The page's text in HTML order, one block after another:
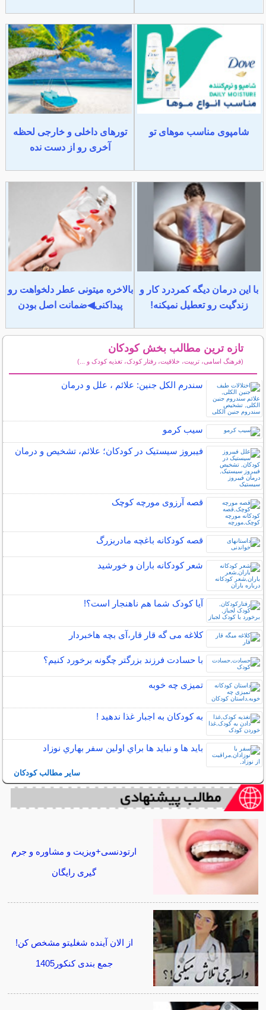
شامپوی مناسب موهای تو
تورهای داخلی و خارجی لحظه
آخری رو از دست نده
با این درمان دیگه کمردرد کار و
زندگیت رو تعطیل نمیکنه!
بالاخره میتونی عطر دلخواهت رو
پیداکنی◀ضمانت اصل بودن
تازه ترین مطالب بخش کودکان
(فرهنگ اسامی، تربیت، خلاقیت، رفتار کودک، تغذیه کودک و ...)
سندرم الکل جنین: علائم ، علل و درمان
سیب کرمو
فیبروز سیستیک در کودکان؛ علائم، تشخیص و درمان
قصه آرزوی مورچه کوچک
قصه کودکانه باغچه مادربزرگ
شعر کودکانه باران و خورشید
آیا کودک شما هم ناهنجار است؟!
کلاغه می گه قار قار،آی بچه هاخبردار
با حسادت فرزند بزرگتر چگونه برخورد کنیم؟
تمیزی چه خوبه
به کودکان به اجبار غذا ندهید !
بايد ها و نبايد ها براي اولين سفر بهاري نوزاد
سایر مطالب کودکان
ارتودنسی+ویزیت و مشاوره و جرم
گیری رایگان
از الان آینده شغلیتو مشخص کن!
جمع بندی کنکور1405